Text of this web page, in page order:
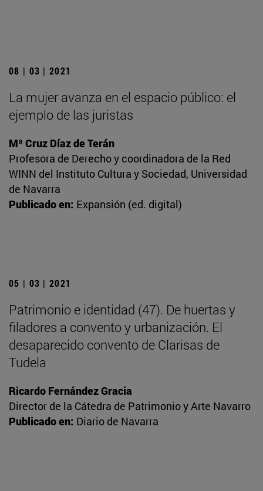
08 | 03 | 2021
La mujer avanza en el espacio público: el
ejemplo de las juristas
Mª Cruz Díaz de Terán
Profesora de Derecho y coordinadora de la Red
WINN del Instituto Cultura y Sociedad, Universidad
de Navarra
Publicado en: Expansión (ed. digital)
05 | 03 | 2021
Patrimonio e identidad (47). De huertas y
filadores a convento y urbanización. El
desaparecido convento de Clarisas de
Tudela
Ricardo Fernández Gracia
Director de la Cátedra de Patrimonio y Arte Navarro
Publicado en: Diario de Navarra